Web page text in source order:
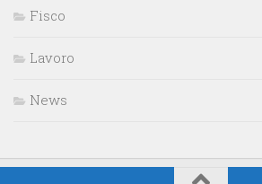
Fisco
Lavoro
News